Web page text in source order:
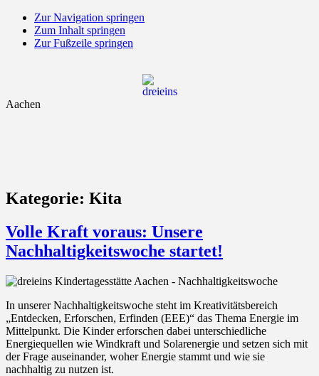
Zur Navigation springen
Zum Inhalt springen
Zur Fußzeile springen
Aachen
Kategorie: Kita
Volle Kraft voraus: Unsere
Nachhaltigkeitswoche startet!
In unserer Nachhaltigkeitswoche steht im Kreativitätsbereich
„Entdecken, Erforschen, Erfinden (EEE)“ das Thema Energie im
Mittelpunkt. Die Kinder erforschen dabei unterschiedliche
Energiequellen wie Windkraft und Solarenergie und setzen sich mit
der Frage auseinander, woher Energie stammt und wie sie
nachhaltig zu nutzen ist.